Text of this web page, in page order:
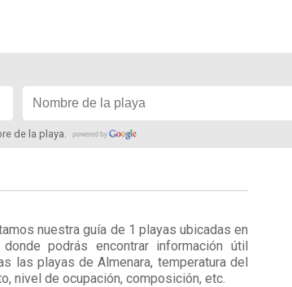
de la playa.
nuestra guía de 1 playas ubicadas en
podrás encontrar información útil
las playas de Almenara, temperatura del
nivel de ocupación, composición, etc.